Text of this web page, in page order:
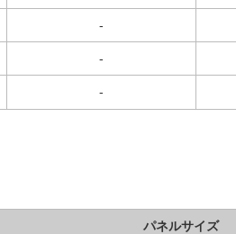
-
-
-
パネルサイズ